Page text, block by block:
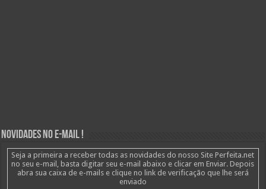
Novidades no E-mail !
Seja a primeira a receber todas as novidades do nosso Site Perfeita.net
no seu e-mail, basta digitar seu e-mail abaixo e clicar em Enviar. Depois
abra sua caixa de e-mails e clique no link de verificação que lhe será
enviado